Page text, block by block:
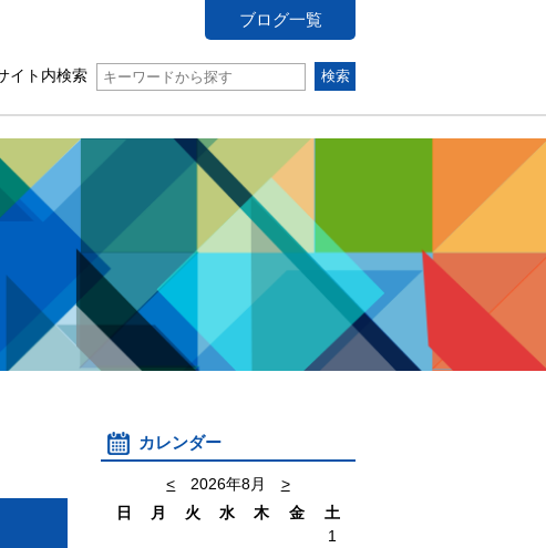
ブログ一覧
イト内検索
カレンダー
< 2026年8月
>
日
月 火 水 木 金
土
1